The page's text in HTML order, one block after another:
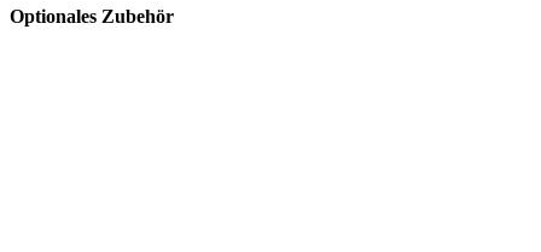
Optionales Zubehör